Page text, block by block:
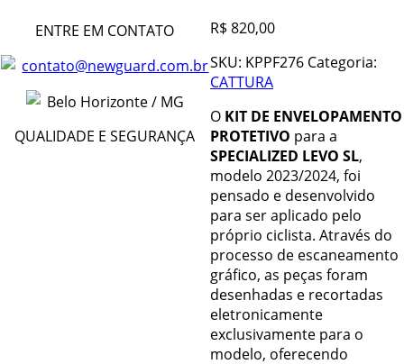
R$ 820,00
SKU: KPPF276 Categoria:
CATTURA
O KIT DE ENVELOPAMENTO
PROTETIVO para a
SPECIALIZED LEVO SL,
modelo 2023/2024, foi
pensado e desenvolvido
para ser aplicado pelo
próprio ciclista. Através do
processo de escaneamento
gráfico, as peças foram
desenhadas e recortadas
eletronicamente
exclusivamente para o
modelo, oferecendo
ENTRE EM CONTATO
contato@newguard.com.br
Belo Horizonte / MG
QUALIDADE E SEGURANÇA